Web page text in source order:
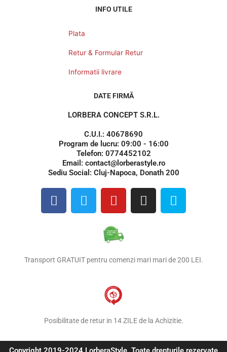
INFO UTILE
Plata
Retur & Formular Retur
Informatii livrare
DATE FIRMĂ
LORBERA CONCEPT S.R.L.
C.U.I.: 40678690
Program de lucru: 09:00 - 16:00
Telefon: 0774452102
Email: contact@lorberastyle.ro
Sediu Social: Cluj-Napoca, Donath 200
F
a
o
T
w
e
Y
o
t
u
b
I
n
g
S
k
Transport GRATUIT pentru comenzi mari mari de 200 LEI.
Posibilitate de retur in 14 ZILE de la Achizitie.